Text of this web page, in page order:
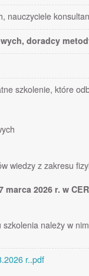
nauczyciele
doradcy
szkolenie, które
wiedzy z zakresu
marca 2026 r. w
należy w
r..pdf